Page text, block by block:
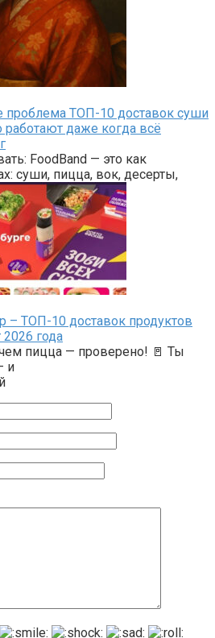
проблема ТОП-10 доставок суши
даже когда всё
FoodBand — это как
суши, пицца, вок, десерты,
– ТОП-10 доставок продуктов
2026 года
пицца — проверено! 🚪 Ты
и